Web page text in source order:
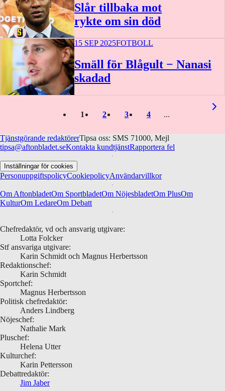
Slår tillbaka mot
rykte om sin död
15 SEP 2025FOTBOLL
Smäll för Blågult − Nanasi
skadad
1 2 3 4
Tjänstgörande redaktörerTipsa oss: SMS 71000, Mejl
tipsa@aftonbladet.seKontakta kundtjänstRapportera fel
Inställningar för cookies
PersonuppgiftspolicyCookiepolicyAnvändarvillkor
Om AftonbladetOm SportbladetOm NöjesbladetOm PlusOm
KulturOm LedareOm Debatt
Chefredaktör, vd och ansvarig utgivare:
Lotta Folcker
Stf ansvariga utgivare:
Karin Schmidt och Magnus Herbertsson
Redaktionschef:
Karin Schmidt
Sportchef:
Magnus Herbertsson
Politisk chefredaktör:
Anders Lindberg
Nöjeschef:
Nathalie Mark
Pluschef:
Helena Utter
Kulturchef:
Karin Pettersson
Debattredaktör:
Jim Jaber